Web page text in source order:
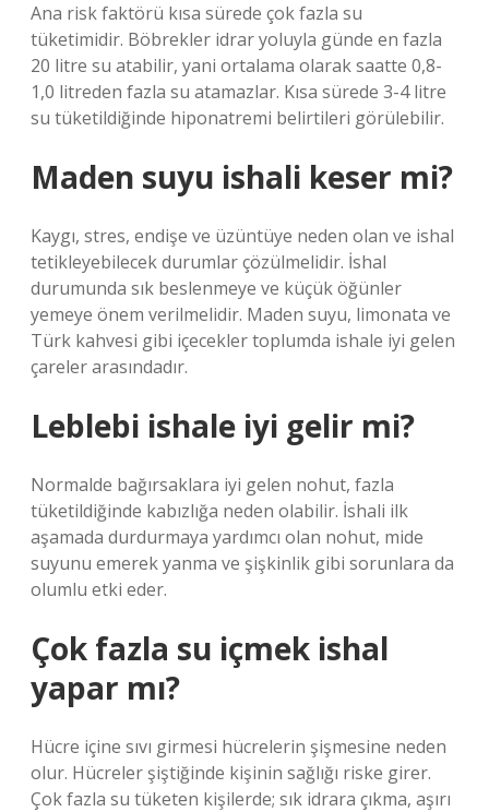
Ana risk faktörü kısa sürede çok fazla su
tüketimidir. Böbrekler idrar yoluyla günde en fazla
20 litre su atabilir, yani ortalama olarak saatte 0,8-
1,0 litreden fazla su atamazlar. Kısa sürede 3-4 litre
su tüketildiğinde hiponatremi belirtileri görülebilir.
Maden suyu ishali keser mi?
Kaygı, stres, endişe ve üzüntüye neden olan ve ishal
tetikleyebilecek durumlar çözülmelidir. İshal
durumunda sık beslenmeye ve küçük öğünler
yemeye önem verilmelidir. Maden suyu, limonata ve
Türk kahvesi gibi içecekler toplumda ishale iyi gelen
çareler arasındadır.
Leblebi ishale iyi gelir mi?
Normalde bağırsaklara iyi gelen nohut, fazla
tüketildiğinde kabızlığa neden olabilir. İshali ilk
aşamada durdurmaya yardımcı olan nohut, mide
suyunu emerek yanma ve şişkinlik gibi sorunlara da
olumlu etki eder.
Çok fazla su içmek ishal
yapar mı?
Hücre içine sıvı girmesi hücrelerin şişmesine neden
olur. Hücreler şiştiğinde kişinin sağlığı riske girer.
Çok fazla su tüketen kişilerde; sık idrara çıkma, aşırı